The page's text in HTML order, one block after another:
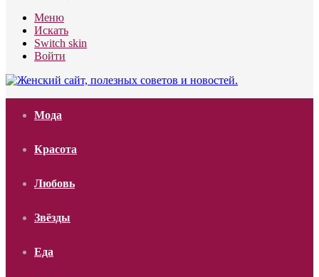
Меню
Искать
Switch skin
Войти
Мода
Красота
Любовь
Звёзды
Еда